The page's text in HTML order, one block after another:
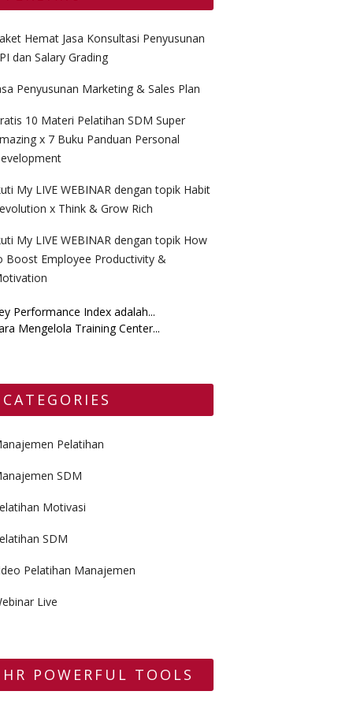
Hemat Jasa Konsultasi Penyusunan
dan Salary Grading
Penyusunan Marketing & Sales Plan
10 Materi Pelatihan SDM Super
x 7 Buku Panduan Personal
My LIVE WEBINAR dengan topik Habit
x Think & Grow Rich
My LIVE WEBINAR dengan topik How
Boost Employee Productivity &
Performance Index adalah...
Mengelola Training Center...
CATEGORIES
Pelatihan
SDM
Motivasi
SDM
Pelatihan Manajemen
Live
HR POWERFUL TOOLS